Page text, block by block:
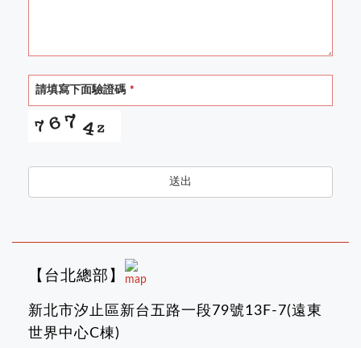
請填寫下面驗證碼 *
送出
【台北總部】
新北市汐止區新台五路一段79號13F-7(遠東
世界中心C棟)